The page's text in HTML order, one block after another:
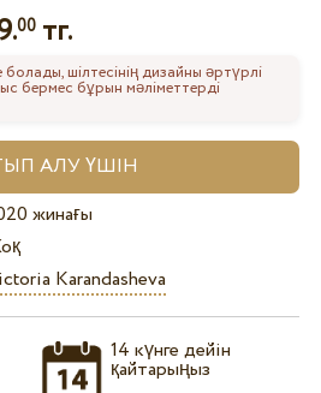
00тг.
болады, шілтесінің дизайны әртүрлі
бермес бұрын мәліметтерді
жинағы
Karandasheva
14 күнге дейін
қайтарыңыз